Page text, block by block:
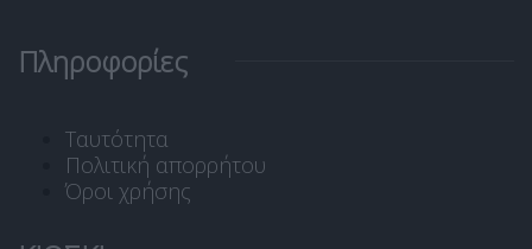
Πληροφορίες
Ταυτότητα
Πολιτική απορρήτου
Όροι χρήσης